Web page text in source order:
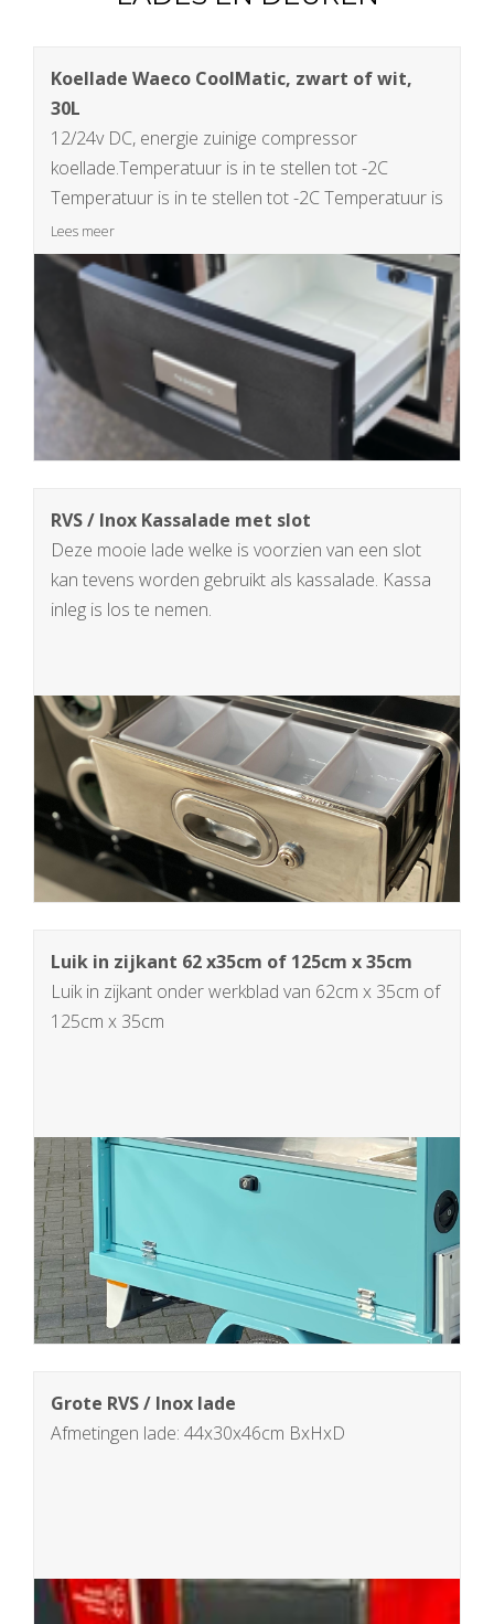
Koellade Waeco CoolMatic, zwart of wit,
30L
12/24v DC, energie zuinige compressor
koellade.Temperatuur is in te stellen tot -2C
Temperatuur is in te stellen tot -2C Temperatuur is
in te stellen tot -2C
Lees meer
RVS / Inox Kassalade met slot
Deze mooie lade welke is voorzien van een slot
kan tevens worden gebruikt als kassalade. Kassa
inleg is los te nemen.
Luik in zijkant 62 x35cm of 125cm x 35cm
Luik in zijkant onder werkblad van 62cm x 35cm of
125cm x 35cm
Grote RVS / Inox lade
Afmetingen lade: 44x30x46cm BxHxD